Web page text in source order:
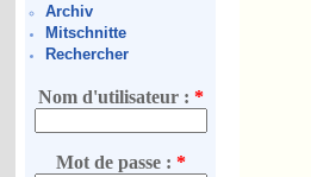
Archiv
Mitschnitte
Rechercher
Nom d'utilisateur : *
Mot de passe : *